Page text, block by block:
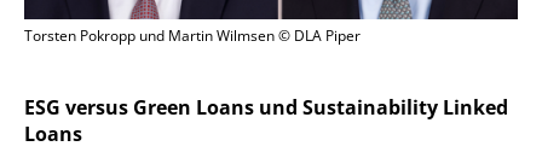
Torsten Pokropp und Martin Wilmsen © DLA Piper
ESG versus Green Loans und Sustainability Linked
Loans